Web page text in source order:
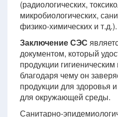
(радиологических,
микробиологических,
физико-химических и т.д.).
Заключение СЭС
документом, который
продукции
благодаря чему он
продукции для здоровья
для окружающей среды.
Санитарно-